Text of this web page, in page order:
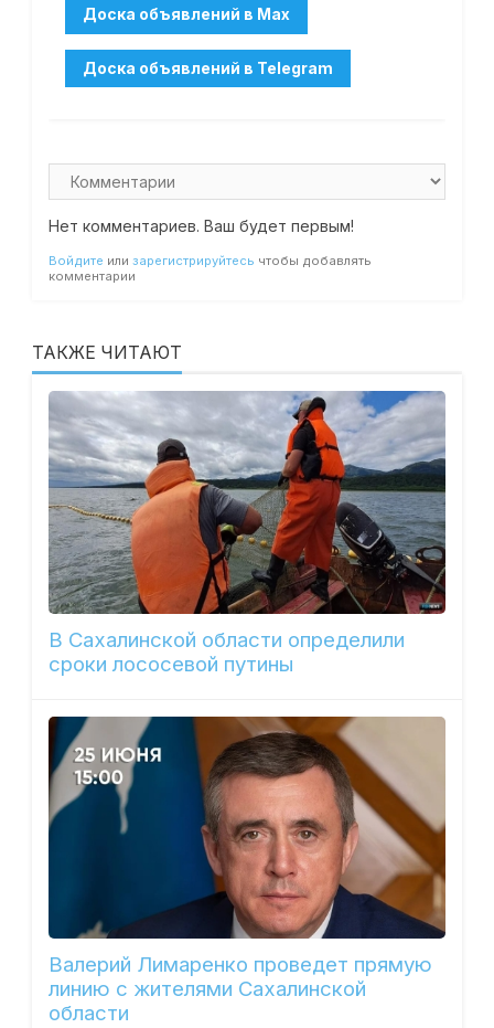
Нет комментариев. Ваш будет первым!
Войдите или зарегистрируйтесь чтобы добавлять
комментарии
ТАКЖЕ ЧИТАЮТ
В Сахалинской области определили
сроки лососевой путины
Валерий Лимаренко проведет прямую
линию с жителями Сахалинской
области